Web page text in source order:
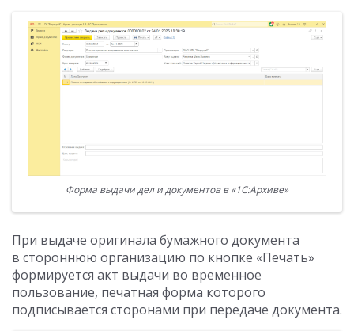
Форма выдачи дел и документов в «1С:Архиве»
При выдаче оригинала бумажного документа
в стороннюю организацию по кнопке «Печать»
формируется акт выдачи во временное
пользование, печатная форма которого
подписывается сторонами при передаче документа.